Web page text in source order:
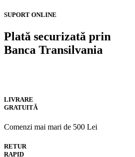
SUPORT ONLINE
Plată securizată prin
Banca Transilvania
LIVRARE
GRATUITĂ
Comenzi mai mari de 500 Lei
RETUR
RAPID